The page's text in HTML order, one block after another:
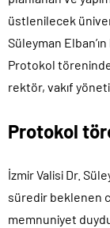
üstlenilecek
Süleyman
Protokol
rektör, vakıf
Protokol
İzmir Valisi Dr.
süredir beklenen
memnuniyet